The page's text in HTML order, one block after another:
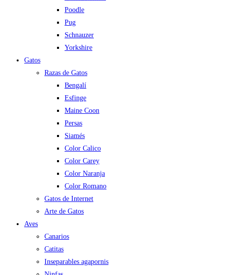
Poodle
Pug
Schnauzer
Yorkshire
Gatos
Razas de Gatos
Bengalí
Esfinge
Maine Coon
Persas
Siamés
Color Calico
Color Carey
Color Naranja
Color Romano
Gatos de Internet
Arte de Gatos
Aves
Canarios
Catitas
Inseparables agapornis